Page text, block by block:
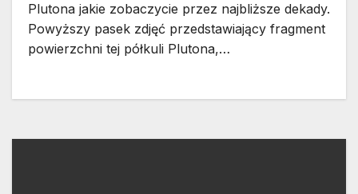
Plutona jakie zobaczycie przez najbliższe dekady.
Powyższy pasek zdjęć przedstawiający fragment
powierzchni tej półkuli Plutona,…